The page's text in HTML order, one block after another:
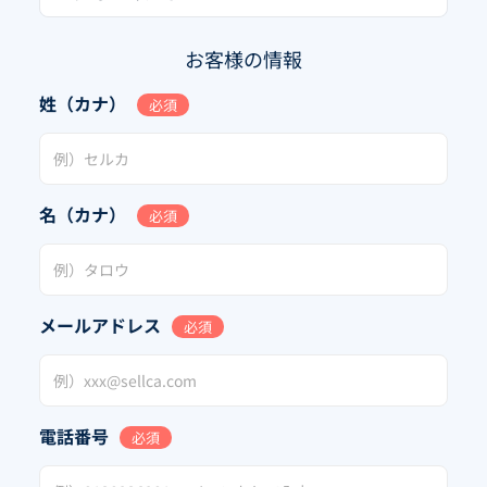
お客様の情報
姓（カナ） 必須
名（カナ） 必須
メールアドレス 必須
電話番号 必須